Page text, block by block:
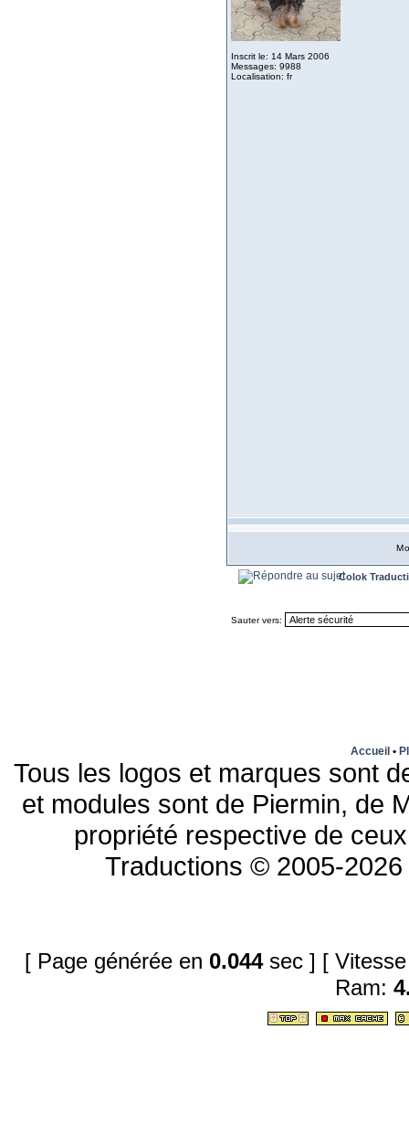
Inscrit le: 14 Mars 2006
Messages: 9988
Localisation: fr
Colok
Sauter vers:
Accueil •
Tous les logos et marques sont
et modules sont de Piermin, de
propriété respective de
Traductions © 2005-
[ Page générée en 0.044sec ] [
Ram: